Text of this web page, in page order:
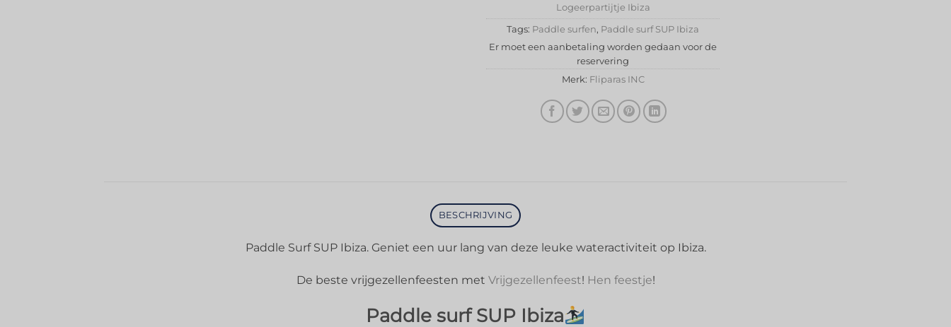
Logeerpartijtje Ibiza
Tags: Paddle surfen, Paddle surf SUP Ibiza
Er moet een aanbetaling worden gedaan voor de
reservering
Merk: Fliparas INC
BESCHRIJVING
Paddle Surf SUP Ibiza. Geniet een uur lang van deze leuke wateractiviteit op Ibiza.
De beste vrijgezellenfeesten met Vrijgezellenfeest! Hen feestje!
Paddle surf SUP Ibiza